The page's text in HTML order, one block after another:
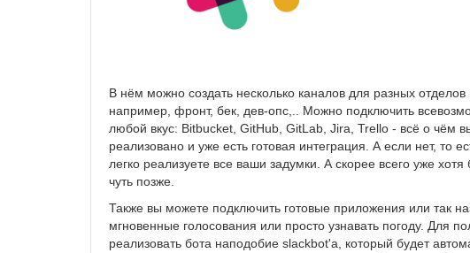
В нём можно создать несколько каналов для разных
например, фронт, бек, дев-опс,.. Можно подключить
любой вкус: Bitbucket, GitHub, GitLab, Jira, Trello - всё о чём
реализовано и уже есть готовая интеграция. А если нет, то
легко реализуете все ваши задумки. А скорее всего уже
чуть позже.
Также вы можете подключить готовые приложения или так
мгновенные голосования или просто узнавать погоду. Для
реализовать бота наподобие slackbot'а, который будет